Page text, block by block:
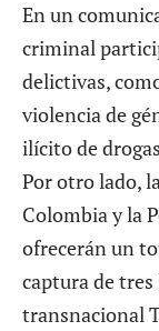
En un
criminal
delictivas,
violencia de
ilícito de
Por otro lado,
Colombia y la
ofrecerán un
captura de
transnacional